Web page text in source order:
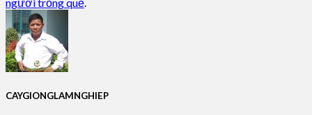
người trồng quế.
CAYGIONGLAMNGHIEP